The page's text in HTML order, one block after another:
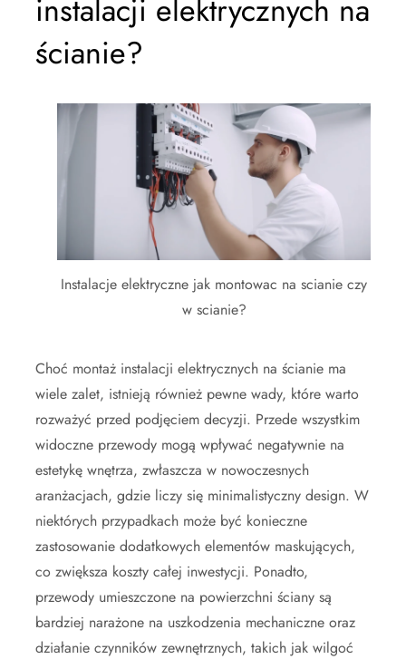
instalacji elektrycznych na
ścianie?
Instalacje elektryczne jak montowac na scianie czy
w scianie?
Choć montaż instalacji elektrycznych na ścianie ma
wiele zalet, istnieją również pewne wady, które warto
rozważyć przed podjęciem decyzji. Przede wszystkim
widoczne przewody mogą wpływać negatywnie na
estetykę wnętrza, zwłaszcza w nowoczesnych
aranżacjach, gdzie liczy się minimalistyczny design. W
niektórych przypadkach może być konieczne
zastosowanie dodatkowych elementów maskujących,
co zwiększa koszty całej inwestycji. Ponadto,
przewody umieszczone na powierzchni ściany są
bardziej narażone na uszkodzenia mechaniczne oraz
działanie czynników zewnętrznych, takich jak wilgoć